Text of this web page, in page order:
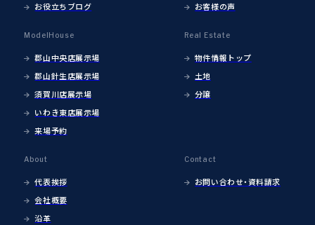
お役立ちブログ
お客様の声
ModelHouse
郡山中央店展示場
郡山針生店展示場
須賀川店展示場
いわき東店展示場
来場予約
Real Estate
物件情報トップ
土地
分譲
About
代表挨拶
会社概要
沿革
Contact
お問い合わせ・資料請求